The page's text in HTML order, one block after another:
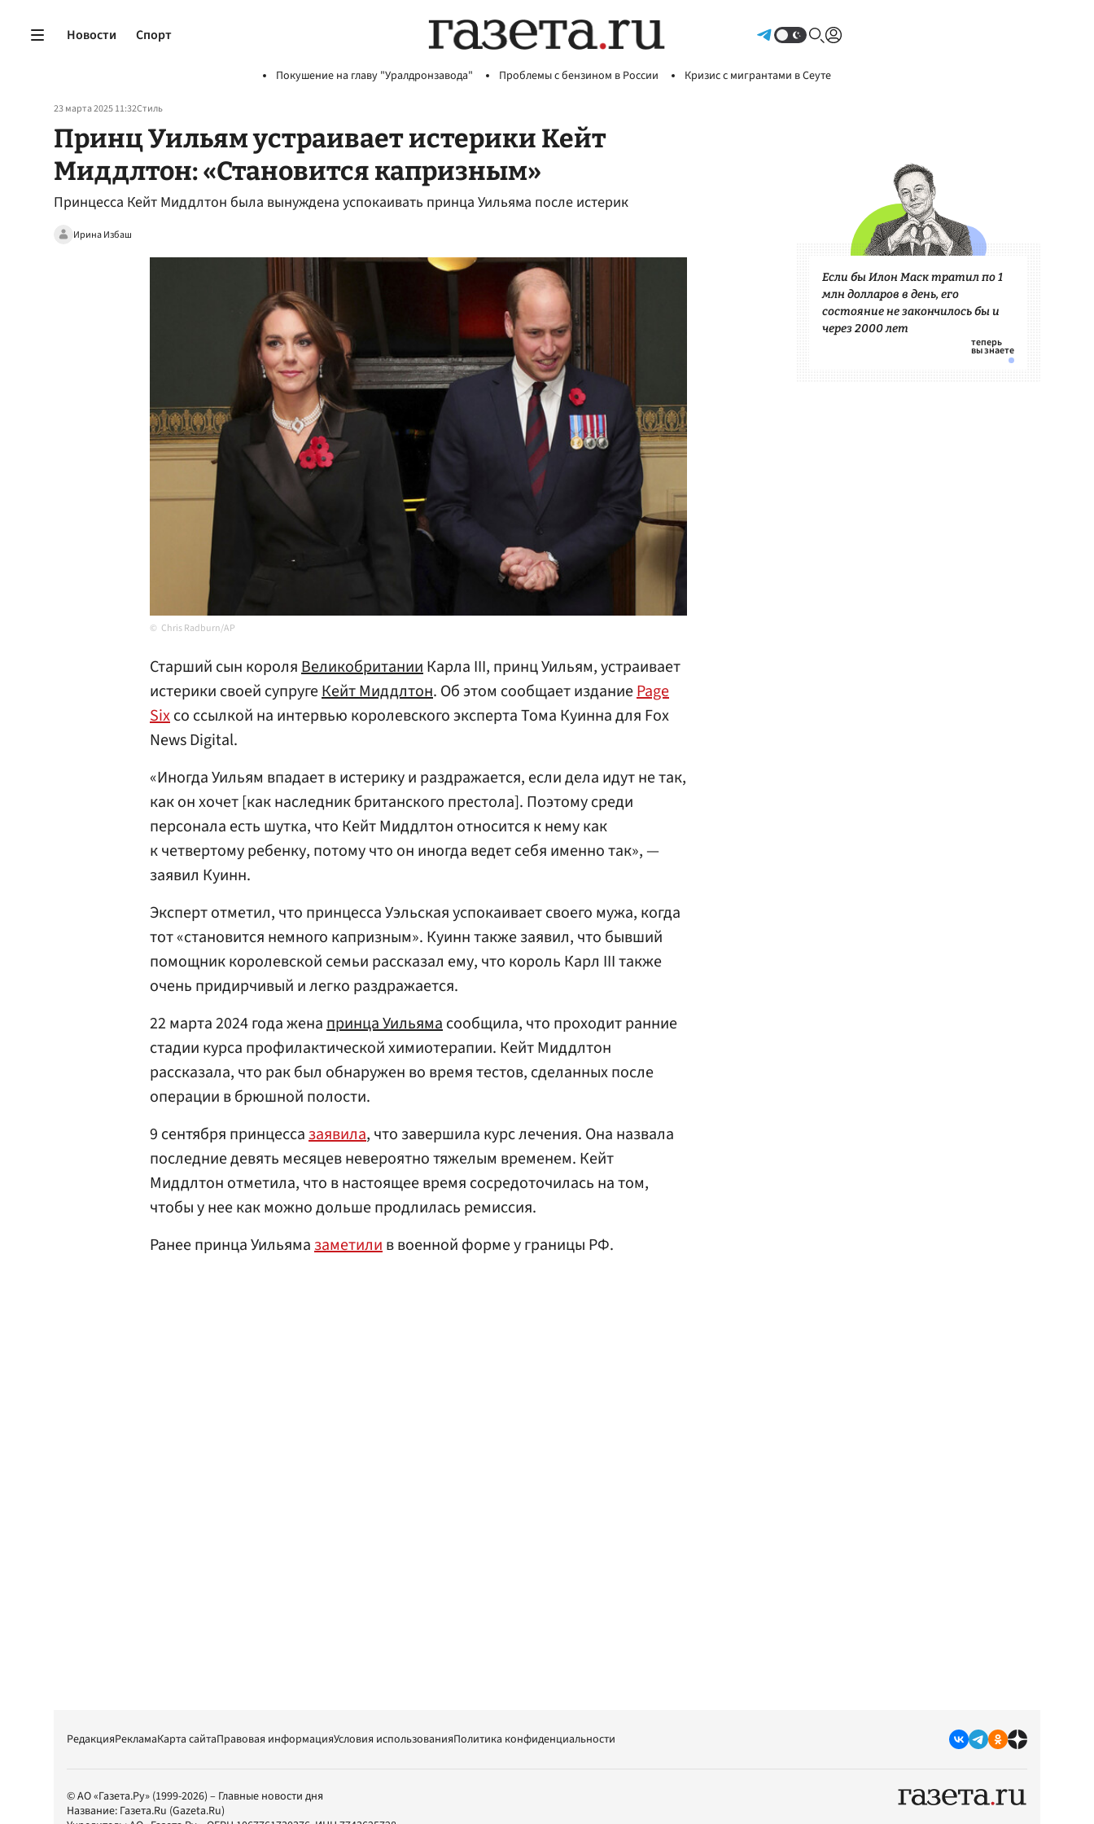
Новости Спорт
Покушение на главу "Уралдронзавода" Проблемы с бензином в России Кризис с мигрантами в Сеуте
23 марта 2025 11:32Стиль
Принц Уильям устраивает истерики Кейт
Миддлтон: «Становится капризным»
Принцесса Кейт Миддлтон была вынуждена успокаивать принца Уильяма после истерик
Ирина Избаш
Chris Radburn/AP
Старший сын короляВеликобританииКарла III, принц Уильям, устраивает
истерики своей супругеКейт Миддлтон. Об этом сообщает изданиеPage
Sixсо ссылкой на интервью королевского эксперта Тома Куинна для Fox
News Digital.
«Иногда Уильям впадает в истерику и раздражается, если дела идут не так,
как он хочет [как наследник британского престола]. Поэтому среди
персонала есть шутка, что Кейт Миддлтон относится к нему как
к четвертому ребенку, потому что он иногда ведет себя именно так», —
заявил Куинн.
Эксперт отметил, что принцесса Уэльская успокаивает своего мужа, когда
тот «становится немного капризным». Куинн также заявил, что бывший
помощник королевской семьи рассказал ему, что король Карл III также
очень придирчивый и легко раздражается.
22 марта 2024 года женапринца Уильямасообщила, что проходит ранние
стадии курса профилактической химиотерапии. Кейт Миддлтон
рассказала, что рак был обнаружен во время тестов, сделанных после
операции в брюшной полости.
9 сентября принцессазаявила, что завершила курс лечения. Она назвала
последние девять месяцев невероятно тяжелым временем. Кейт
Миддлтон отметила, что в настоящее время сосредоточилась на том,
чтобы у нее как можно дольше продлилась ремиссия.
Ранее принца Уильямазаметилив военной форме у границы РФ.
Если бы Илон Маск тратил по 1
млн долларов в день, его
состояние не закончилось бы и
через 2000 лет
РедакцияРекламаКарта сайтаПравовая информацияУсловия использованияПолитика конфиденциальности
© АО «Газета.Ру» (1999-2026) – Главные новости дня
Название: Газета.Ru (Gazeta.Ru)